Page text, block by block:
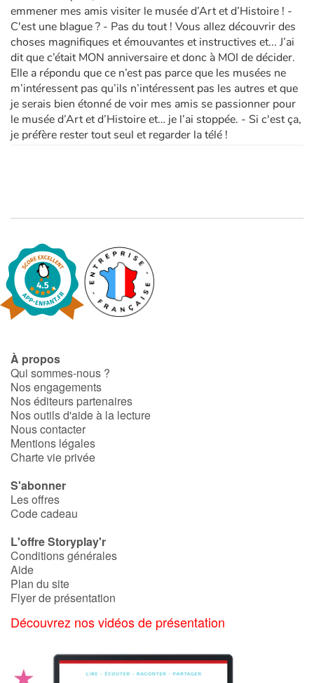
emmener mes amis visiter le musée d’Art et d’Histoire ! -
C'est une blague ? - Pas du tout ! Vous allez découvrir des
choses magnifiques et émouvantes et instructives et... J’ai
dit que c’était MON anniversaire et donc à MOI de décider.
Elle a répondu que ce n’est pas parce que les musées ne
m’intéressent pas qu’ils n’intéressent pas les autres et que
je serais bien étonné de voir mes amis se passionner pour
le musée d’Art et d’Histoire et… je l’ai stoppée. - Si c'est ça,
je préfère rester tout seul et regarder la télé !
À propos
Qui sommes-nous ?
Nos engagements
Nos éditeurs partenaires
Nos outils d'aide à la lecture
Nous contacter
Mentions légales
Charte vie privée
S'abonner
Les offres
Code cadeau
L'offre Storyplay'r
Conditions générales
Aide
Plan du site
Flyer de présentation
Découvrez nos vidéos de présentation